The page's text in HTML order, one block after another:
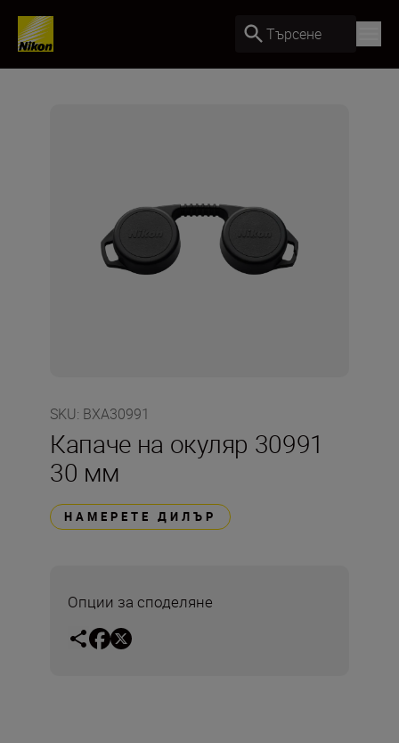
Търсене
SKU: BXA30991
Капаче на окуляр 30991
30 мм
НАМЕРЕТЕ ДИЛЪР
Опции за споделяне